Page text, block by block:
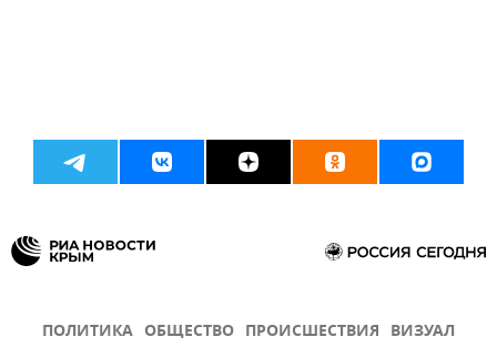
ПОЛИТИКА ОБЩЕСТВО ПРОИСШЕСТВИЯ ВИЗУАЛ